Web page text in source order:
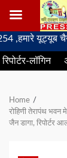
Skip
to
content
यूट्यूब चैनल को
रिपोर्टर-लॉगिन
Home
रोहिणी तेरापंथ
जैन डागा, रिपोर्टर